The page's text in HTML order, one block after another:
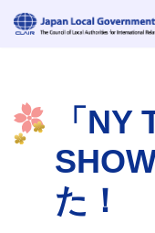
ン
ツ
「
た！